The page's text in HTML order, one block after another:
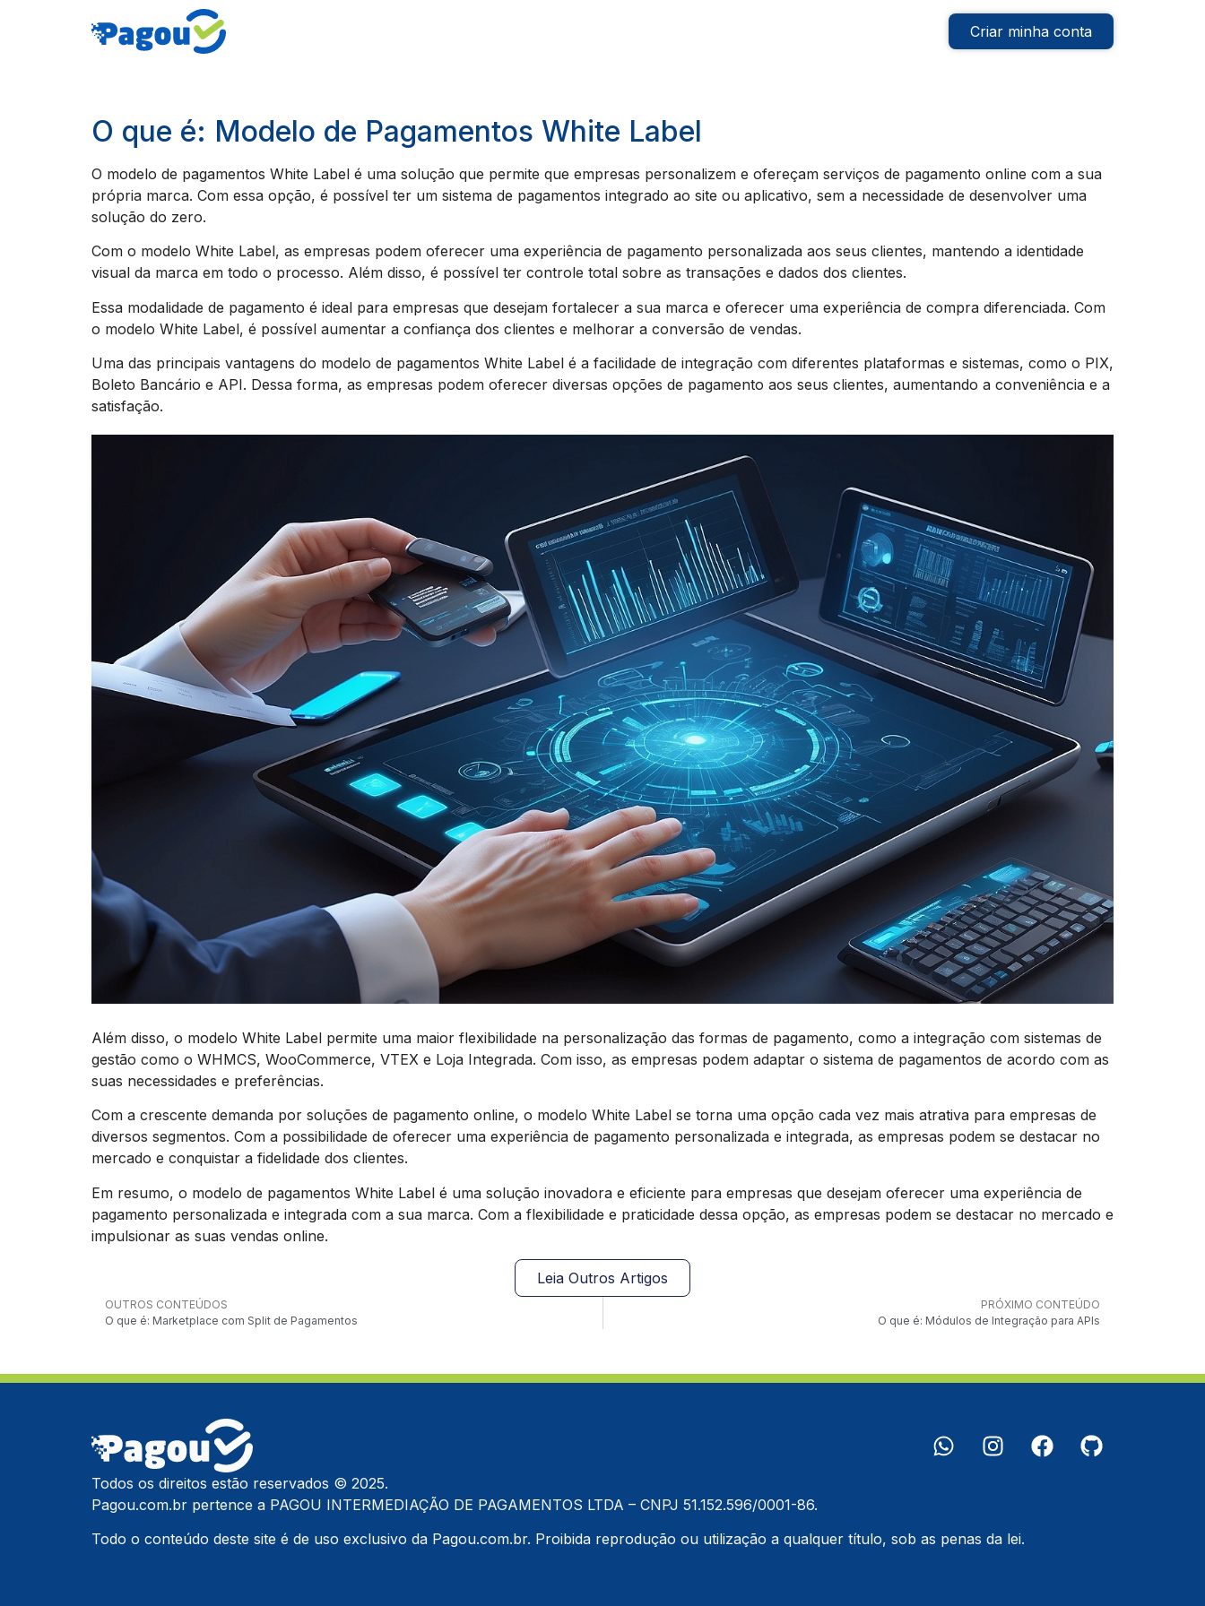
Criar minha conta
O que é: Modelo de Pagamentos White Label
O modelo de pagamentos White Label é uma solução que permite que empresas personalizem e ofereçam serviços de pagamento online com a sua
própria marca. Com essa opção, é possível ter um sistema de pagamentos integrado ao site ou aplicativo, sem a necessidade de desenvolver uma
solução do zero.
Com o modelo White Label, as empresas podem oferecer uma experiência de pagamento personalizada aos seus clientes, mantendo a identidade
visual da marca em todo o processo. Além disso, é possível ter controle total sobre as transações e dados dos clientes.
Essa modalidade de pagamento é ideal para empresas que desejam fortalecer a sua marca e oferecer uma experiência de compra diferenciada. Com
o modelo White Label, é possível aumentar a confiança dos clientes e melhorar a conversão de vendas.
Uma das principais vantagens do modelo de pagamentos White Label é a facilidade de integração com diferentes plataformas e sistemas, como o PIX,
Boleto Bancário e API. Dessa forma, as empresas podem oferecer diversas opções de pagamento aos seus clientes, aumentando a conveniência e a
satisfação.
Além disso, o modelo White Label permite uma maior flexibilidade na personalização das formas de pagamento, como a integração com sistemas de
gestão como o WHMCS, WooCommerce, VTEX e Loja Integrada. Com isso, as empresas podem adaptar o sistema de pagamentos de acordo com as
suas necessidades e preferências.
Com a crescente demanda por soluções de pagamento online, o modelo White Label se torna uma opção cada vez mais atrativa para empresas de
diversos segmentos. Com a possibilidade de oferecer uma experiência de pagamento personalizada e integrada, as empresas podem se destacar no
mercado e conquistar a fidelidade dos clientes.
Em resumo, o modelo de pagamentos White Label é uma solução inovadora e eficiente para empresas que desejam oferecer uma experiência de
pagamento personalizada e integrada com a sua marca. Com a flexibilidade e praticidade dessa opção, as empresas podem se destacar no mercado e
impulsionar as suas vendas online.
Leia Outros Artigos
OUTROS CONTEÚDOS
O que é: Marketplace com Split de Pagamentos
PRÓXIMO CONTEÚDO
O que é: Módulos de Integração para APIs
Todos os direitos estão reservados © 2025.
Pagou.com.br pertence a PAGOU INTERMEDIAÇÃO DE PAGAMENTOS LTDA – CNPJ 51.152.596/0001-86.
Todo o conteúdo deste site é de uso exclusivo da Pagou.com.br. Proibida reprodução ou utilização a qualquer título, sob as penas da lei.